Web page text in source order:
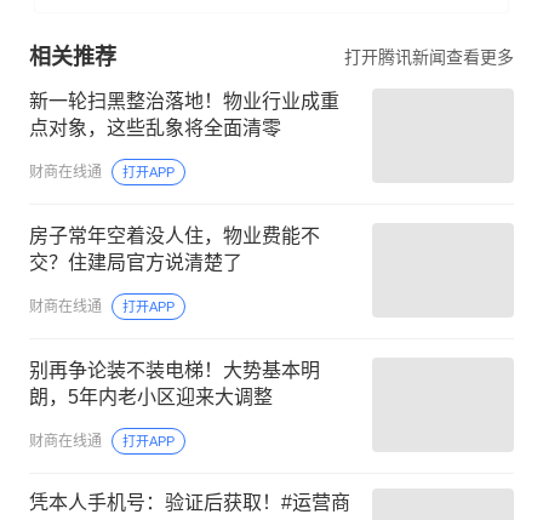
相关推荐 打开腾讯新闻查看更多
新一轮扫黑整治落地！物业行业成重
点对象，这些乱象将全面清零
财商在线通 打开APP
房子常年空着没人住，物业费能不
交？住建局官方说清楚了
财商在线通 打开APP
别再争论装不装电梯！大势基本明
朗，5年内老小区迎来大调整
财商在线通 打开APP
凭本人手机号：验证后获取！#运营商